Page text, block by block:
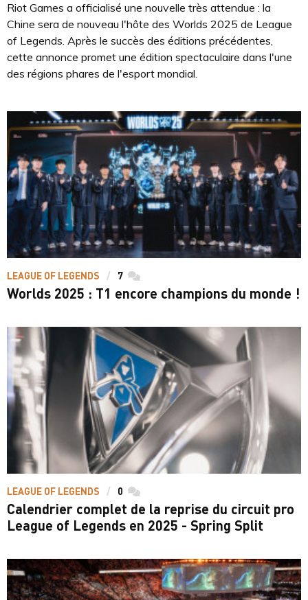
Riot Games a officialisé une nouvelle très attendue : la
Chine sera de nouveau l'hôte des Worlds 2025 de League
of Legends. Après le succès des éditions précédentes,
cette annonce promet une édition spectaculaire dans l'une
des régions phares de l'esport mondial.
LEAGUE OF LEGENDS 7 commentaires
Worlds 2025 : T1 encore champions du monde !
LEAGUE OF LEGENDS 0 commentaires
Calendrier complet de la reprise du circuit pro
League of Legends en 2025 - Spring Split